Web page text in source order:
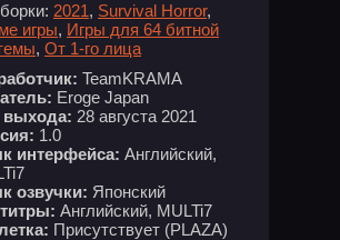
2021, Survival Horror,
игры, Игры для 64 битной
, От 1-го лица
TeamKRAMA
Eroge Japan
выхода: 28 августа 2021
1.0
интерфейса: Английский,
озвучки: Японский
Английский, MULTi7
Присутствует (PLAZA)